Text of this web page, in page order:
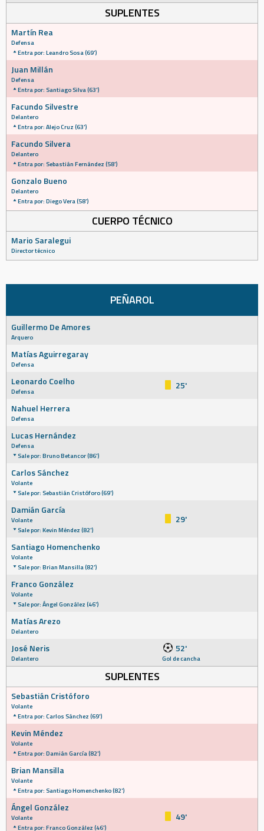
SUPLENTES
Martín Rea
Defensa
Entra por: Leandro Sosa (69')
Juan Millán
Defensa
Entra por: Santiago Silva (63')
Facundo Silvestre
Delantero
Entra por: Alejo Cruz (63')
Facundo Silvera
Delantero
Entra por: Sebastián Fernández (58')
Gonzalo Bueno
Delantero
Entra por: Diego Vera (58')
CUERPO TÉCNICO
Mario Saralegui
Director técnico
PEÑAROL
Guillermo De Amores
Arquero
Matías Aguirregaray
Defensa
Leonardo Coelho
Defensa
25'
Nahuel Herrera
Defensa
Lucas Hernández
Defensa
Sale por: Bruno Betancor (86')
Carlos Sánchez
Volante
Sale por: Sebastián Cristóforo (69')
Damián García
Volante
Sale por: Kevin Méndez (82')
29'
Santiago Homenchenko
Volante
Sale por: Brian Mansilla (82')
Franco González
Volante
Sale por: Ángel González (46')
Matías Arezo
Delantero
José Neris
Delantero
52'
Gol de cancha
SUPLENTES
Sebastián Cristóforo
Volante
Entra por: Carlos Sánchez (69')
Kevin Méndez
Volante
Entra por: Damián García (82')
Brian Mansilla
Volante
Entra por: Santiago Homenchenko (82')
Ángel González
Volante
Entra por: Franco González (46')
49'